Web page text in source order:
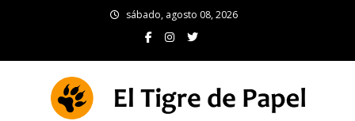
sábado, agosto 08, 2026